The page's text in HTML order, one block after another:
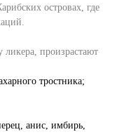
островах, где
ликера, произрастают
тростника;
анис, имбирь,